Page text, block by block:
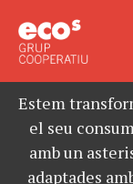
Estem
el seu
amb un
adaptades